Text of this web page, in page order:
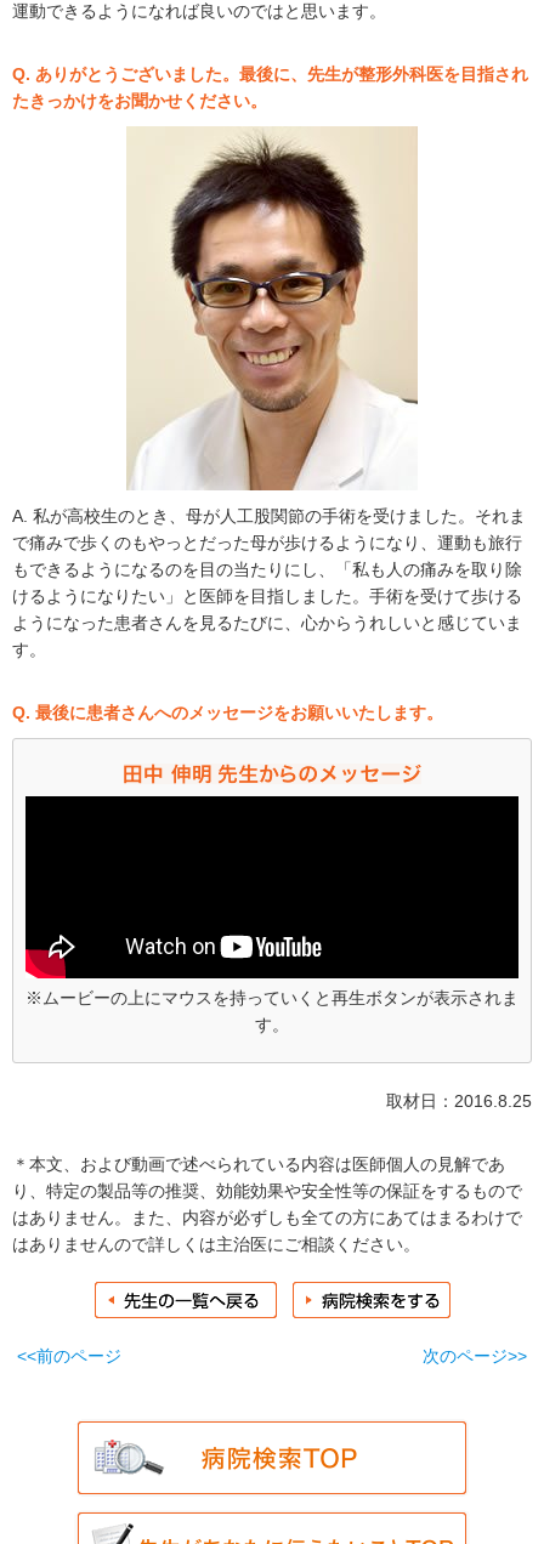
運動できるようになれば良いのではと思います。
Q. ありがとうございました。最後に、先生が整形外科医を目指され
たきっかけをお聞かせください。
A. 私が高校生のとき、母が人工股関節の手術を受けました。それま
で痛みで歩くのもやっとだった母が歩けるようになり、運動も旅行
もできるようになるのを目の当たりにし、「私も人の痛みを取り除
けるようになりたい」と医師を目指しました。手術を受けて歩ける
ようになった患者さんを見るたびに、心からうれしいと感じていま
す。
Q. 最後に患者さんへのメッセージをお願いいたします。
※ムービーの上にマウスを持っていくと再生ボタンが表示されま
す。
取材日：2016.8.25
＊本文、および動画で述べられている内容は医師個人の見解であ
り、特定の製品等の推奨、効能効果や安全性等の保証をするもので
はありません。また、内容が必ずしも全ての方にあてはまるわけで
はありませんので詳しくは主治医にご相談ください。
<<前のページ 次のページ>>